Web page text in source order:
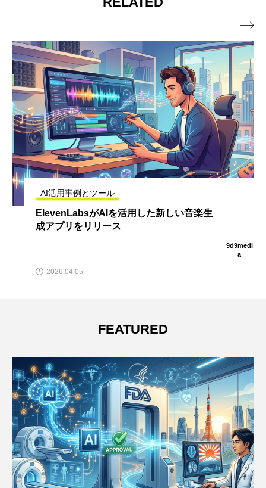
AI活用事例とツール
ElevenLabsがAIを活用した新しい音楽生
成アプリをリリース
9d9medi
a
2026.04.05

FEATURED